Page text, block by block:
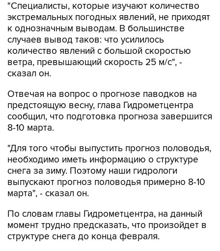
"Специалисты, которые изучают количество
экстремальных погодных явлений, не приходят
к однозначным выводам. В большинстве
случаев вывод таков: что усилилось
количество явлений с большой скоростью
ветра, превышающий скорость 25 м/с", -
сказал он.
Отвечая на вопрос о прогнозе паводков на
предстоящую весну, глава Гидрометцентра
сообщил, что подготовка прогноза завершится
8-10 марта.
"Для того чтобы выпустить прогноз половодья,
необходимо иметь информацию о структуре
снега за зиму. Поэтому наши гидрологи
выпускают прогноз половодья примерно 8-10
марта", - сказал он.
По словам главы Гидрометцентра, на данный
момент трудно предсказать, что произойдет в
структуре снега до конца февраля.